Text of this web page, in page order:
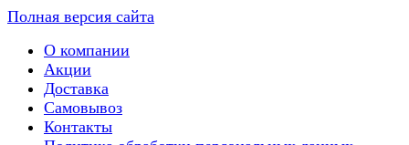
Полная версия сайта
О компании
Акции
Доставка
Самовывоз
Контакты